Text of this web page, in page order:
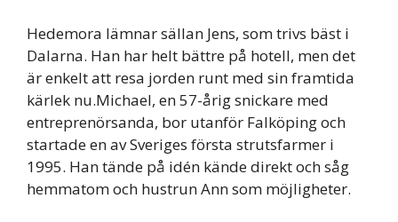
Hedemora lämnar sällan Jens, som trivs bäst i
Dalarna. Han har helt bättre på hotell, men det
är enkelt att resa jorden runt med sin framtida
kärlek nu.Michael, en 57-årig snickare med
entreprenörsanda, bor utanför Falköping och
startade en av Sveriges första strutsfarmer i
1995. Han tände på idén kände direkt och såg
hemmatom och hustrun Ann som möjligheter.